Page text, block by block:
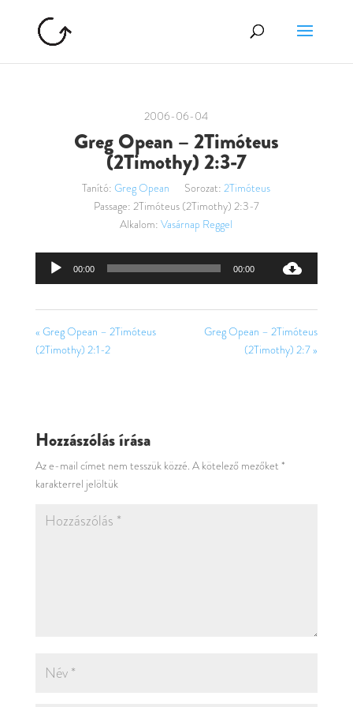
2006-06-04
Greg Opean – 2Timóteus
(2Timothy) 2:3-7
Tanító: Greg Opean Sorozat: 2Timóteus
Passage: 2Timóteus (2Timothy) 2:3-7
Alkalom: Vasárnap Reggel
Audió
00:00 00:00
« Greg Opean – 2Timóteus
(2Timothy) 2:1-2
Greg Opean – 2Timóteus
(2Timothy) 2:7 »
Hozzászólás írása
Az e-mail címet nem tesszük közzé. A kötelező mezőket *
karakterrel jelöltük